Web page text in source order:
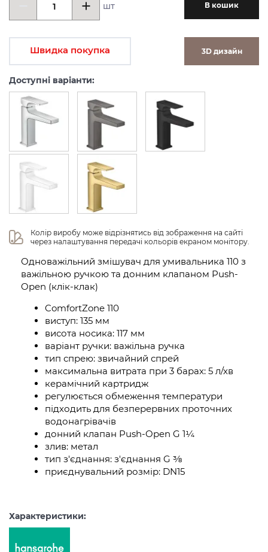
шт В кошик
Швидка покупка 3D дизайн
Доступні варіанти:
Колір виробу може відрізнятись від зображення на сайті
через налаштування передачі кольорів екраном монітору.
Одноважільний змішувач для умивальника 110 з
важільною ручкою та донним клапаном Push-
Open (клік-клак)
ComfortZone 110
виступ: 135 мм
висота носика: 117 мм
варіант ручки: важільна ручка
тип спрею: звичайний спрей
максимальна витрата при 3 барах: 5 л/хв
керамічний картридж
регулюється обмеження температури
підходить для безперервних проточних
водонагрівачів
донний клапан Push-Open G 1¼
злив: метал
тип з'єднання: з'єднання G ⅜
приєднувальний розмір: DN15
Характеристики: